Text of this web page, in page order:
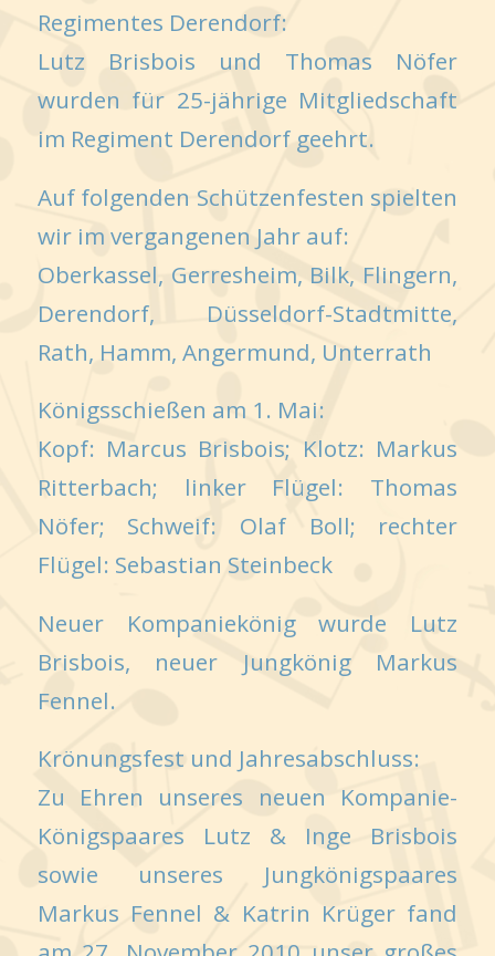
Regimentes Derendorf:
Lutz Brisbois und Thomas Nöfer
wurden für 25-jährige Mitgliedschaft
im Regiment Derendorf geehrt.
Auf folgenden Schützenfesten spielten
wir im vergangenen Jahr auf:
Oberkassel, Gerresheim, Bilk, Flingern,
Derendorf, Düsseldorf-Stadtmitte,
Rath, Hamm, Angermund, Unterrath
Königsschießen am 1. Mai:
Kopf: Marcus Brisbois; Klotz: Markus
Ritterbach; linker Flügel: Thomas
Nöfer; Schweif: Olaf Boll; rechter
Flügel: Sebastian Steinbeck
Neuer Kompaniekönig wurde Lutz
Brisbois, neuer Jungkönig Markus
Fennel.
Krönungsfest und Jahresabschluss:
Zu Ehren unseres neuen Kompanie-
Königspaares Lutz & Inge Brisbois
sowie unseres Jungkönigspaares
Markus Fennel & Katrin Krüger fand